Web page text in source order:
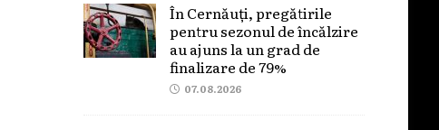
În Cernăuți, pregătirile
pentru sezonul de încălzire
au ajuns la un grad de
finalizare de 79%
07.08.2026